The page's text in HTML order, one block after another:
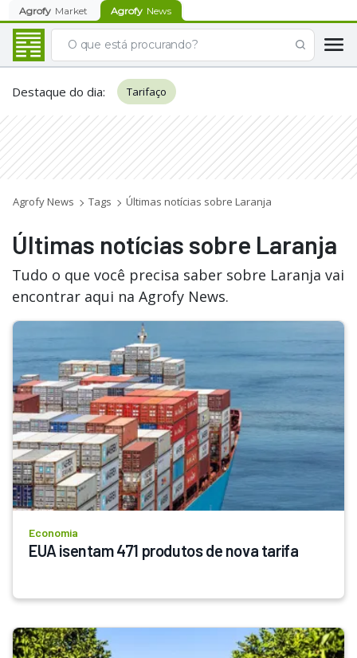
Agrofy Market Agrofy News
Destaque do dia: Tarifaço
Agrofy News Tags Últimas notícias sobre Laranja
Últimas notícias sobre Laranja
Tudo o que você precisa saber sobre Laranja vai
encontrar aqui na Agrofy News.
Economia
EUA isentam 471 produtos de nova tarifa